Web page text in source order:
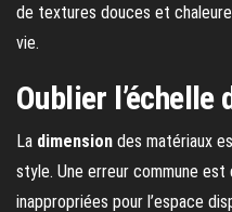
de textures douces et
vie.
Oublier l’échelle
La dimension des matériaux
style. Une erreur commune
inappropriées pour l’espace